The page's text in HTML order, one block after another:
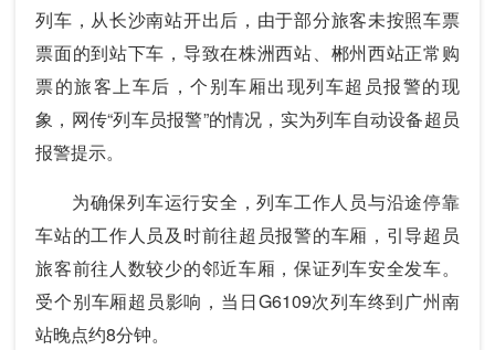
列车，从长沙南站开出后，由于部分旅客未按照车票
票面的到站下车，导致在株洲西站、郴州西站正常购
票的旅客上车后，个别车厢出现列车超员报警的现
象，网传“列车员报警”的情况，实为列车自动设备超员
报警提示。
为确保列车运行安全，列车工作人员与沿途停靠
车站的工作人员及时前往超员报警的车厢，引导超员
旅客前往人数较少的邻近车厢，保证列车安全发车。
受个别车厢超员影响，当日G6109次列车终到广州南
站晚点约8分钟。